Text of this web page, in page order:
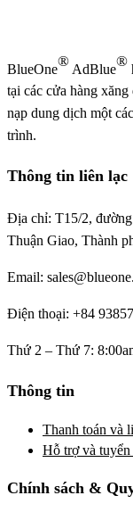
BlueOne® AdBlue®
tại các cửa hàng
nạp dung dịch một
trình.
Thông tin liên lạc
Địa chỉ: T15/2,
Thuận Giao, Thành
Email:
Điện thoại: +84
Thứ 2 – Thứ 7:
Thông tin
Thanh toán và
Hỗ trợ và tuyển
Chính sách &